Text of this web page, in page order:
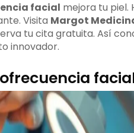
facial mejora tu piel.
Visita Margot
tu cita gratuita. Así
innovador.